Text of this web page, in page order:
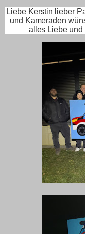
Liebe Kerstin lieber
und Kameraden
alles Liebe und